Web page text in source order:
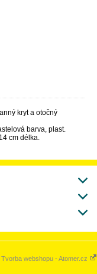
kryt a otočný
barva, plast.
cm délka.
Tvorba webshopu - Atomer.cz